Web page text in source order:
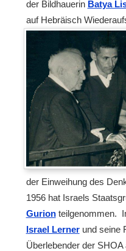
der Bildhauerin Batya
auf Hebräisch
der Einweihung des
1956 hat Israels
Gurionteilgenommen.
Israel Lernerund seine
Überlebender der